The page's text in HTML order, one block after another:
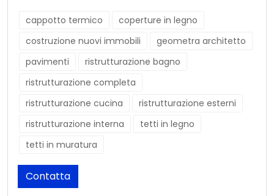
cappotto termico
coperture in legno
costruzione nuovi immobili
geometra architetto
pavimenti
ristrutturazione bagno
ristrutturazione completa
ristrutturazione cucina
ristrutturazione esterni
ristrutturazione interna
tetti in legno
tetti in muratura
Contatta